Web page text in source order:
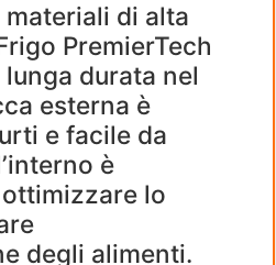
di alta
PremierTech
durata nel
esterna è
e facile da
è
lo
degli alimenti.